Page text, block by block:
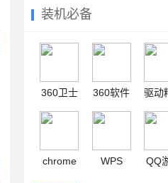
装机必备
360卫士 360软件 驱动
chrome WPS QQ